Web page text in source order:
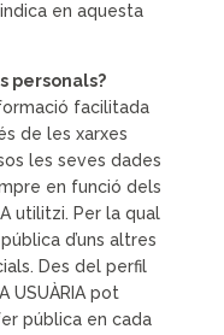
en aquesta
personals?
facilitada
de les xarxes
les seves dades
en funció dels
utilitzi. Per la qual
d’uns altres
Des del perfil
USUÀRIA pot
pública en cada